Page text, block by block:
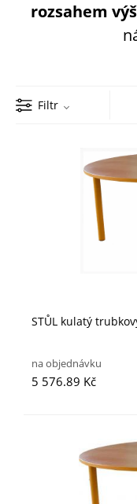
rozsahem
Filtr
STŮL kulatý
na objednávku
5 576.89 Kč